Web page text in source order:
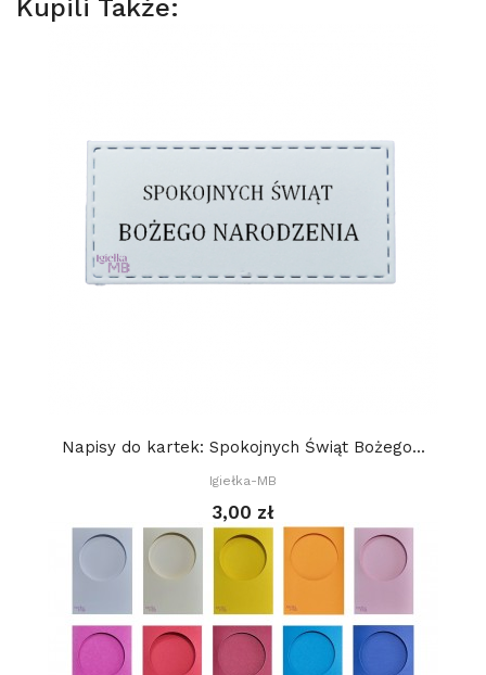
Kupili Także:
Napisy do kartek: Spokojnych Świąt Bożego...
Igiełka-MB
3,00 zł